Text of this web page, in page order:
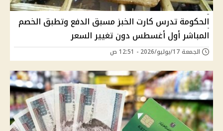
الحكومة تدرس كارت الخبز مسبق الدفع وتطبق الخصم
المباشر أول أغسطس دون تغيير السعر
الجمعة 17/يوليو/2026 - 12:51 ص